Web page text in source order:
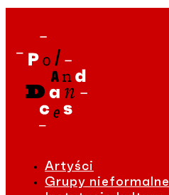
Artyści
Grupy nieformalne